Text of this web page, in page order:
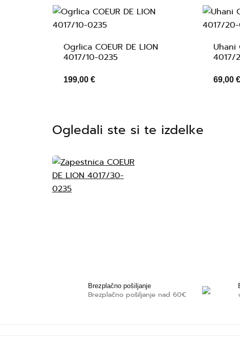
Ogrlica COEUR DE LION
4017/10-0235
199,00 €
Uhani
4017/
69,00 €
Ogledali ste si te izdelke
Brezplačno pošiljanje
Brezplačno pošiljanje nad 60€